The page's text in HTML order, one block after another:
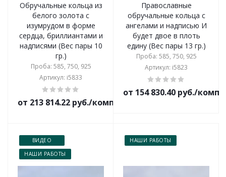
Обручальные кольца из
белого золота с
изумрудом в форме
сердца, бриллиантами и
надписями (Вес пары 10
гр.)
Проба: 585, 750, 925
Артикул: i5833
от 213 814.22 руб./комплект
Православные
обручальные кольца с
ангелами и надписью И
будет двое в плоть
едину (Вес пары 13 гр.)
Проба: 585, 750, 925
Артикул: i5823
от 154 830.40 руб./
ВИДЕО
НАШИ РАБОТЫ
НАШИ РАБОТЫ